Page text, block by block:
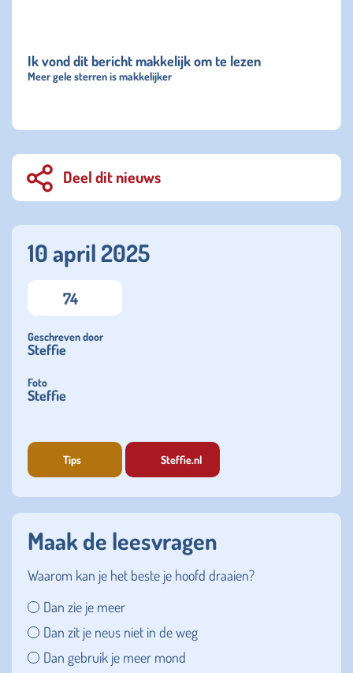
Ik vond dit bericht makkelijk om te lezen
Meer gele sterren is makkelijker
Deel dit nieuws
10 april 2025
74
Geschreven door
Steffie
Foto
Steffie
Tips Steffie.nl
Maak de leesvragen
Waarom kan je het beste je hoofd draaien?
Dan zie je meer
Dan zit je neus niet in de weg
Dan gebruik je meer mond